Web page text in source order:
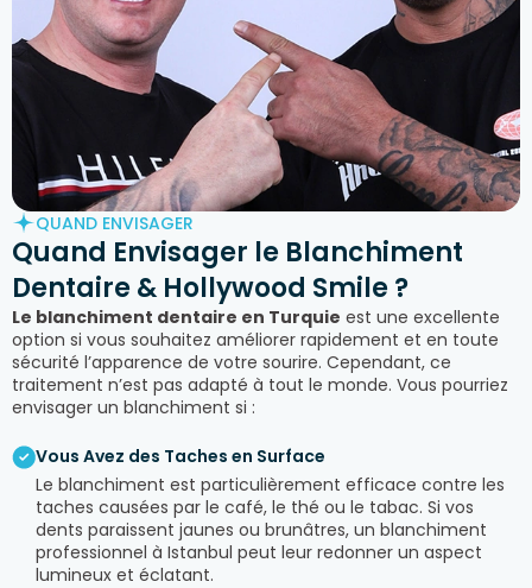
QUAND ENVISAGER
Quand Envisager le Blanchiment
Dentaire & Hollywood Smile ?
Le blanchiment dentaire en Turquie est une excellente
option si vous souhaitez améliorer rapidement et en toute
sécurité l’apparence de votre sourire. Cependant, ce
traitement n’est pas adapté à tout le monde. Vous pourriez
envisager un blanchiment si :
Vous Avez des Taches en Surface
Le blanchiment est particulièrement efficace contre les
taches causées par le café, le thé ou le tabac. Si vos
dents paraissent jaunes ou brunâtres, un blanchiment
professionnel à Istanbul peut leur redonner un aspect
lumineux et éclatant.